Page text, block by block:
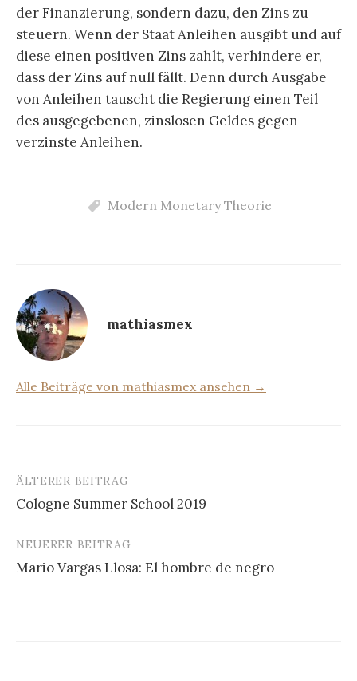
der Finanzierung, sondern dazu, den Zins zu
steuern. Wenn der Staat Anleihen ausgibt und auf
diese einen positiven Zins zahlt, verhindere er,
dass der Zins auf null fällt. Denn durch Ausgabe
von Anleihen tauscht die Regierung einen Teil
des ausgegebenen, zinslosen Geldes gegen
verzinste Anleihen.
Modern Monetary Theorie
mathiasmex
Alle Beiträge von mathiasmex ansehen →
Beitrags-
Navigation
ÄLTERER BEITRAG
Cologne Summer School 2019
NEUERER BEITRAG
Mario Vargas Llosa: El hombre de negro